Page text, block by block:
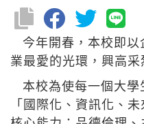
今年開春，本校即
業最愛的光環，興高
本校為使每一個大
「國際化、資訊化、